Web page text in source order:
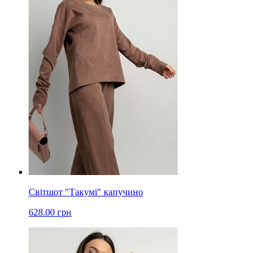
Світшот "Такумі" капучино
628.00 грн